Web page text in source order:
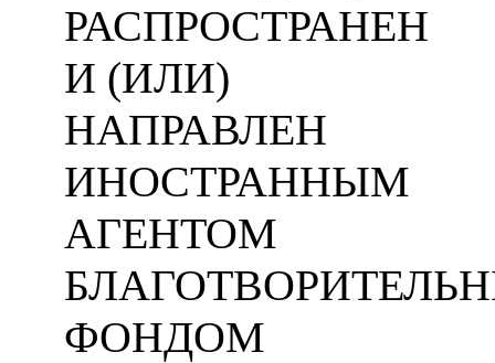
РАСПРОСТРАНЕН
И (ИЛИ)
НАПРАВЛЕН
ИНОСТРАННЫМ
АГЕНТОМ
ФОНДОМ